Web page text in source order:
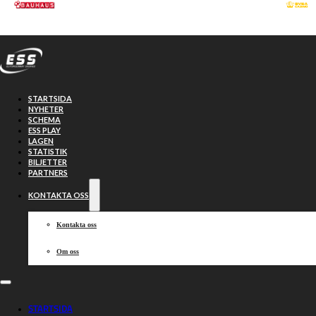
Hoppa till huvudinnehåll
STARTSIDA
NYHETER
SCHEMA
ESS PLAY
LAGEN
STATISTIK
BILJETTER
PARTNERS
KONTAKTA OSS
Kontakta oss
Om oss
STARTSIDA
Hemmalagen